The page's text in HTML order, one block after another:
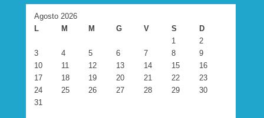
Agosto 2026
L
M M G V S
D
1
2
3
4 5 6 7 8
9
10
11 12 13 14 15
16
17
18 19 20 21 22
23
24
25 26 27 28 29
30
31